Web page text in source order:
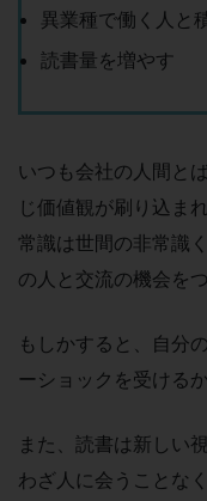
異業種で働く人と
読書量を増やす
いつも会社の人間と
じ価値観が刷り込ま
常識は世間の非常識
の人と交流の機会を
もしかすると、自分
ーショックを受ける
また、読書は新しい
わざ人に会うことな